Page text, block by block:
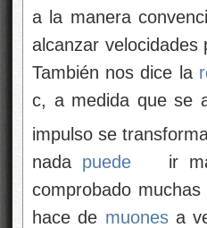
a la manera
alcanzar
También nos dice la
c, a medida que se
impulso se
nada puede
ir
comprobado
hace de muonesa